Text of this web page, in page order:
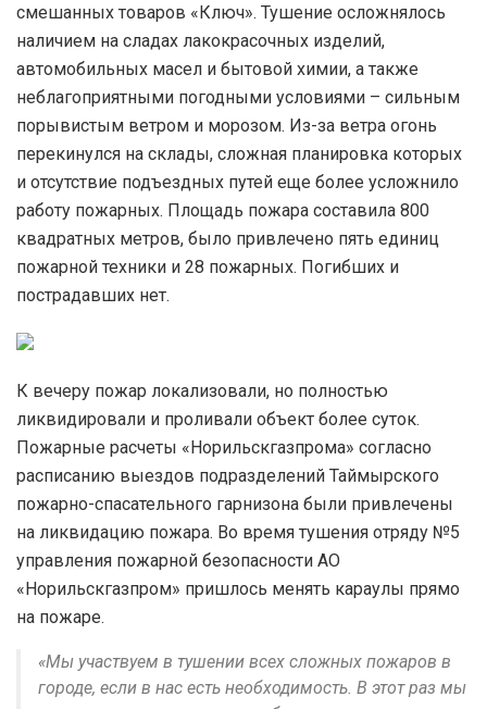
смешанных товаров «Ключ». Тушение осложнялось
наличием на сладах лакокрасочных изделий,
автомобильных масел и бытовой химии, а также
неблагоприятными погодными условиями – сильным
порывистым ветром и морозом. Из-за ветра огонь
перекинулся на склады, сложная планировка которых
и отсутствие подъездных путей еще более усложнило
работу пожарных. Площадь пожара составила 800
квадратных метров, было привлечено пять единиц
пожарной техники и 28 пожарных. Погибших и
пострадавших нет.
К вечеру пожар локализовали, но полностью
ликвидировали и проливали объект более суток.
Пожарные расчеты «Норильскгазпрома» согласно
расписанию выездов подразделений Таймырского
пожарно-спасательного гарнизона были привлечены
на ликвидацию пожара. Во время тушения отряду №5
управления пожарной безопасности АО
«Норильскгазпром» пришлось менять караулы прямо
на пожаре.
«Мы участвуем в тушении всех сложных пожаров в
городе, если в нас есть необходимость. В этот раз мы